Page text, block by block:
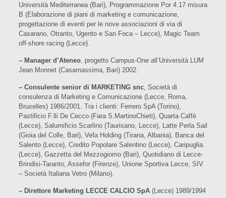
Università Mediterranea (Bari), Programmazione Por 4.17 misura
B (Elaborazione di piani di marketing e comunicazione,
progettazione di eventi per le nove associazioni di via di
Casarano, Otranto, Ugento e San Foca – Lecce), Magic Team
off-shore racing (Lecce).
– Manager d’Ateneo, progetto Campus-One all’Università LUM
Jean Monnet (Casamassima, Bari) 2002.
– Consulente senior di MARKETING snc, Società di
consulenza di Marketing e Comunicazione (Lecce, Roma,
Bruxelles) 1986/2001. Tra i clienti: Ferrero SpA (Torino),
Pastificio F.lli De Cecco (Fara S.MartinoChieti), Quarta Caffè
(Lecce), Salumificio Scarlino (Taurisano, Lecce), Latte Perla Sail
(Gioia del Colle, Bari), Vefa Holding (Tirana, Albania), Banca del
Salento (Lecce), Credito Popolare Salentino (Lecce), Caripuglia
(Lecce), Gazzetta del Mezzogiorno (Bari), Quotidiano di Lecce-
Brindisi-Taranto, Assefor (Firenze), Unione Sportiva Lecce, SIV
– Società Italiana Vetro (Milano).
– Direttore Marketing LECCE CALCIO SpA(Lecce) 1989/1994